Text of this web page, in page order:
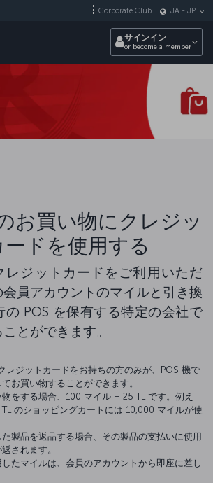
Corporate Club JA - JP
サインイン
or become a member
お買い物にクレジッ
ードを使用する
レジットカードをご利用いただ
会員アカウントのマイルと引き換
の POS を保有する特定の会社で
とができます。
レジットカードをお持ちの方のみが、POS 機で
お買い物することができます。
をする場合、100 マイル = 25 TL です。例え
のショッピングカートには 10,000 マイルが使
製品を返品する場合、その製品の支払いに使用
されます。
たマイルは、会員のアカウントから即座に差し